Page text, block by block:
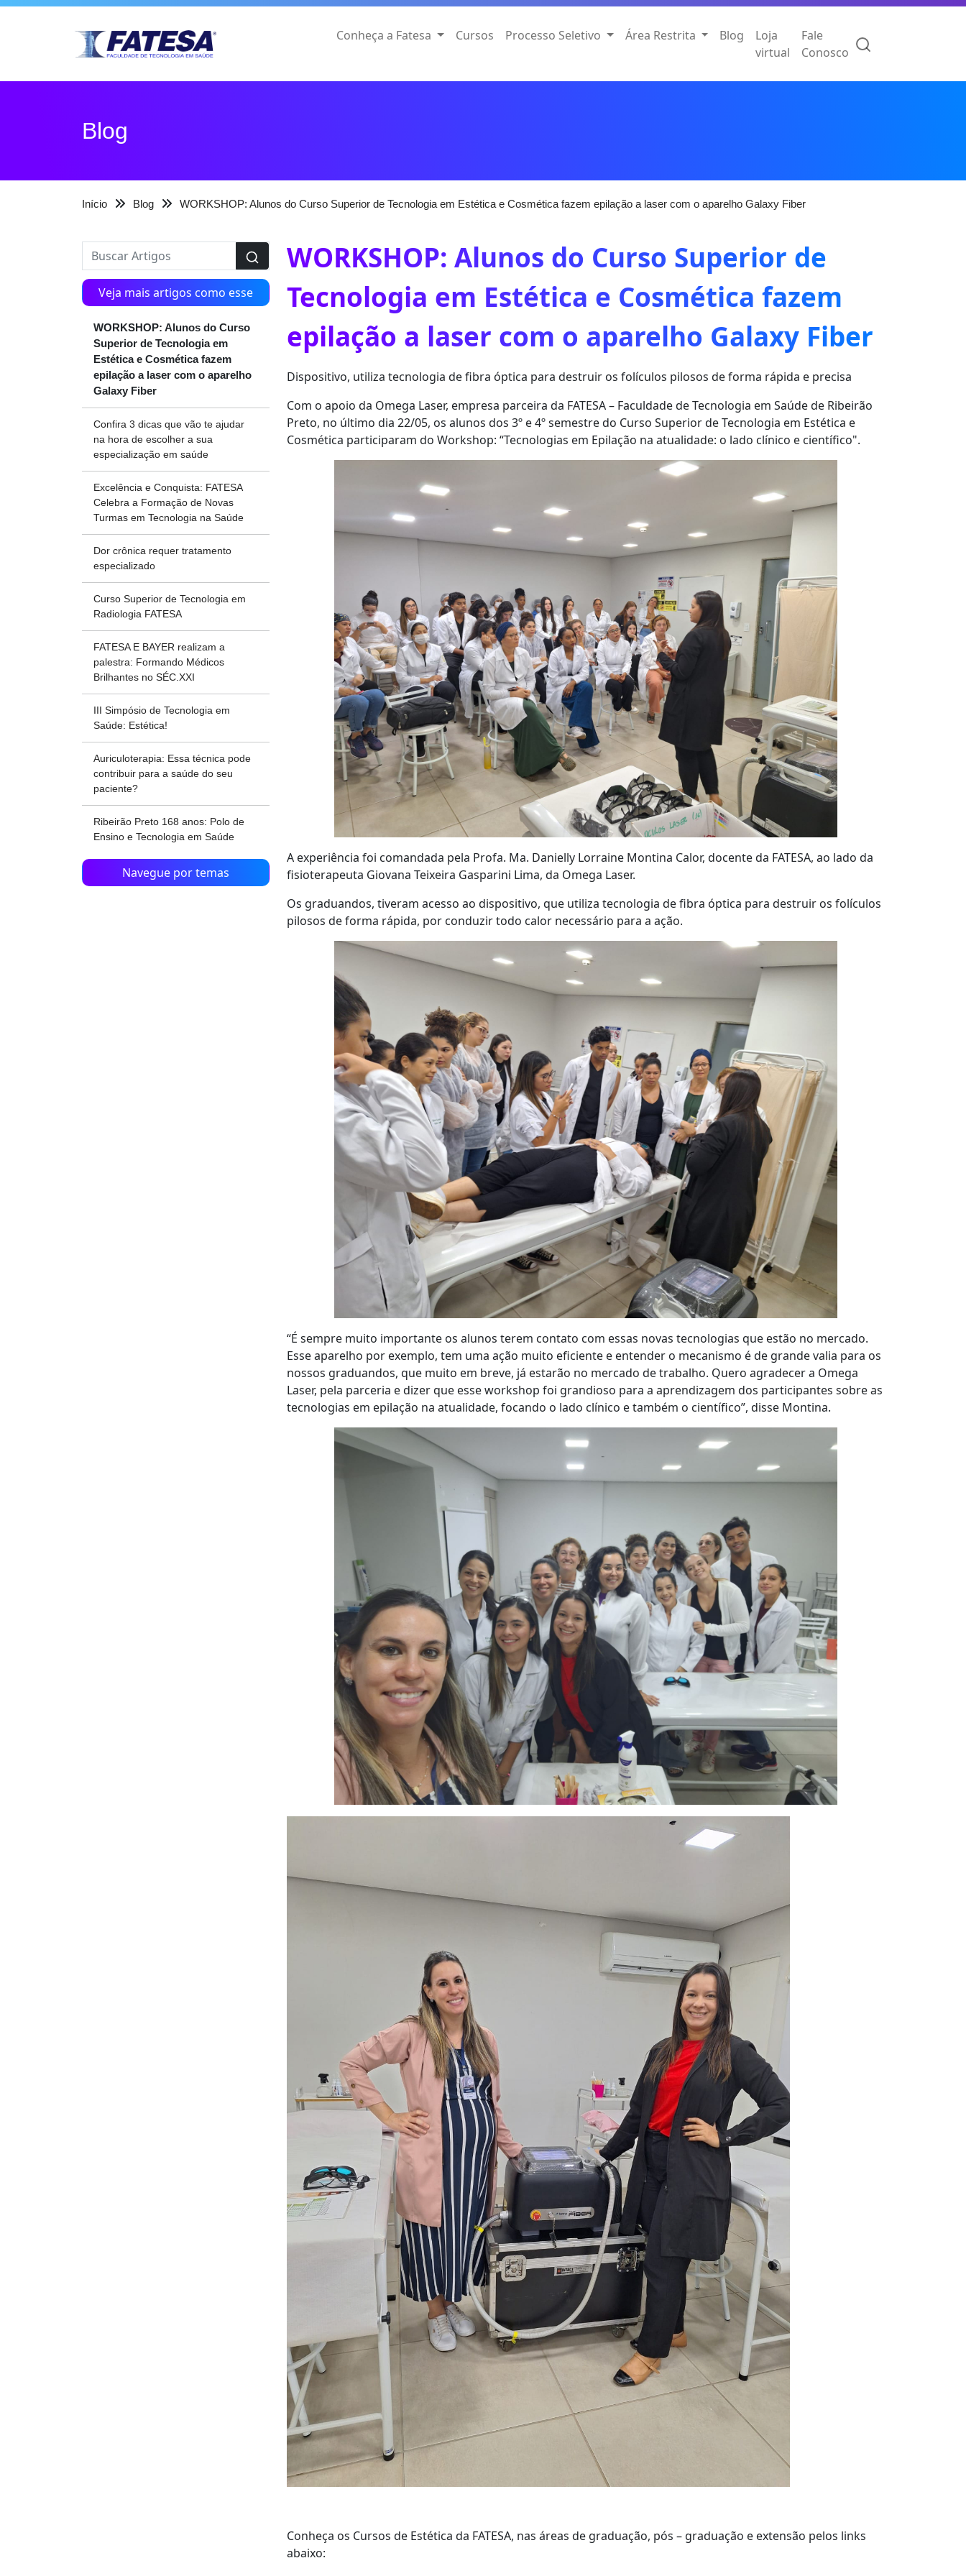
Conheça a Fatesa Cursos Processo Seletivo Área Restrita Blog
Loja
virtual
Fale
Conosco
Blog
Início Blog WORKSHOP: Alunos do Curso Superior de Tecnologia em Estética e Cosmética fazem epilação a laser com o aparelho Galaxy Fiber
Veja mais artigos como esse
WORKSHOP: Alunos do Curso
Superior de Tecnologia em
Estética e Cosmética fazem
epilação a laser com o aparelho
Galaxy Fiber
Confira 3 dicas que vão te ajudar
na hora de escolher a sua
especialização em saúde
Excelência e Conquista: FATESA
Celebra a Formação de Novas
Turmas em Tecnologia na Saúde
Dor crônica requer tratamento
especializado
Curso Superior de Tecnologia em
Radiologia FATESA
FATESA E BAYER realizam a
palestra: Formando Médicos
Brilhantes no SÉC.XXI
III Simpósio de Tecnologia em
Saúde: Estética!
Auriculoterapia: Essa técnica pode
contribuir para a saúde do seu
paciente?
Ribeirão Preto 168 anos: Polo de
Ensino e Tecnologia em Saúde
Navegue por temas
WORKSHOP: Alunos do Curso Superior de
Tecnologia em Estética e Cosmética fazem
epilação a laser com o aparelho Galaxy Fiber
Dispositivo, utiliza tecnologia de fibra óptica para destruir os folículos pilosos de forma rápida e precisa
Com o apoio da Omega Laser, empresa parceira da FATESA – Faculdade de Tecnologia em Saúde de Ribeirão
Preto, no último dia 22/05, os alunos dos 3º e 4º semestre do Curso Superior de Tecnologia em Estética e
Cosmética participaram do Workshop: “Tecnologias em Epilação na atualidade: o lado clínico e científico".
A experiência foi comandada pela Profa. Ma. Danielly Lorraine Montina Calor, docente da FATESA, ao lado da
fisioterapeuta Giovana Teixeira Gasparini Lima, da Omega Laser.
Os graduandos, tiveram acesso ao dispositivo, que utiliza tecnologia de fibra óptica para destruir os folículos
pilosos de forma rápida, por conduzir todo calor necessário para a ação.
“É sempre muito importante os alunos terem contato com essas novas tecnologias que estão no mercado.
Esse aparelho por exemplo, tem uma ação muito eficiente e entender o mecanismo é de grande valia para os
nossos graduandos, que muito em breve, já estarão no mercado de trabalho. Quero agradecer a Omega
Laser, pela parceria e dizer que esse workshop foi grandioso para a aprendizagem dos participantes sobre as
tecnologias em epilação na atualidade, focando o lado clínico e também o científico”, disse Montina.
Conheça os Cursos de Estética da FATESA, nas áreas de graduação, pós – graduação e extensão pelos links
abaixo: